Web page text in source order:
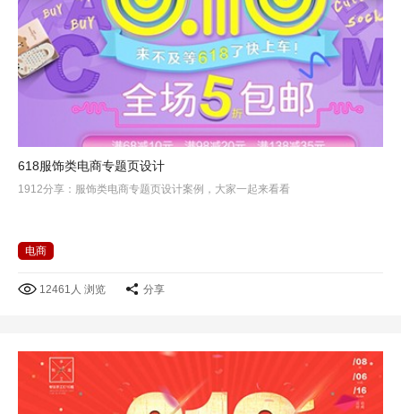
618服饰类电商专题页设计
1912分享：服饰类电商专题页设计案例，大家一起来看看
电商
12461人 浏览 分享